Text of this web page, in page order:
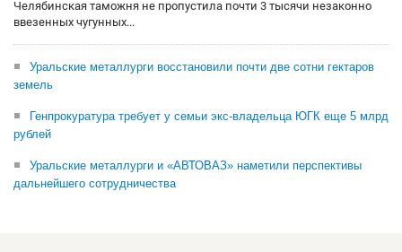
Челябинская таможня не пропустила почти 3 тысячи незаконно
ввезенных чугунных...
Уральские металлурги восстановили почти две сотни гектаров
земель
Генпрокуратура требует у семьи экс-владельца ЮГК еще 5 млрд
рублей
Уральские металлурги и «АВТОВАЗ» наметили перспективы
дальнейшего сотрудничества